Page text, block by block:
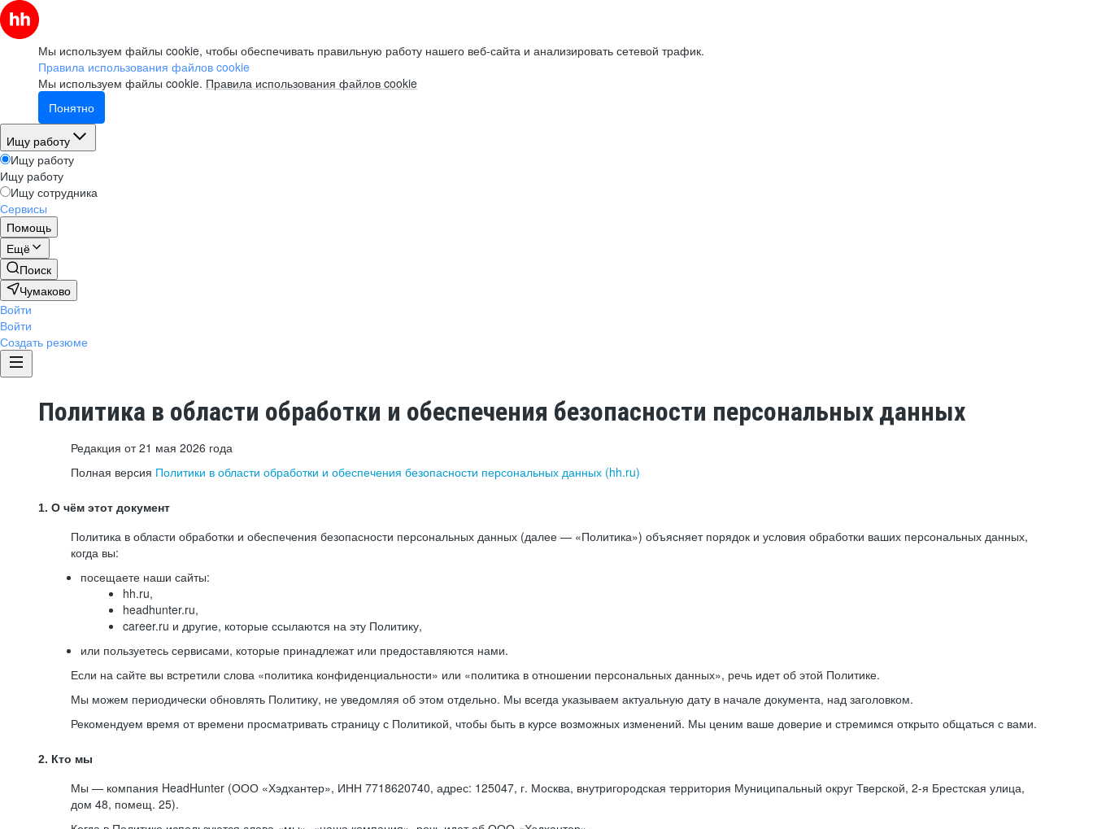
Мы используем файлы cookie, чтобы обеспечивать правильную работу нашего веб-сайта и анализировать сетевой трафик.
Правила использования файлов cookie
Мы используем файлы cookie. Правила использования файлов cookie
Понятно
Ищу работу
Ищу работу
Ищу работу
Ищу сотрудника
Сервисы
Помощь
Ещё
Поиск
Чумаково
Войти
Войти
Создать резюме
Политика в области обработки и обеспечения безопасности персональных данных
Редакция от 21 мая 2026 года
Полная версия Политики в области обработки и обеспечения безопасности персональных данных (hh.ru)
1. О чём этот документ
Политика в области обработки и обеспечения безопасности персональных данных (далее — «Политика») объясняет порядок и условия обработки ваших персональных данных,
когда вы:
посещаете наши сайты:
hh.ru,
headhunter.ru,
career.ru и другие, которые ссылаются на эту Политику,
или пользуетесь сервисами, которые принадлежат или предоставляются нами.
Если на сайте вы встретили слова «политика конфиденциальности» или «политика в отношении персональных данных», речь идет об этой Политике.
Мы можем периодически обновлять Политику, не уведомляя об этом отдельно. Мы всегда указываем актуальную дату в начале документа, над заголовком.
Рекомендуем время от времени просматривать страницу с Политикой, чтобы быть в курсе возможных изменений. Мы ценим ваше доверие и стремимся открыто общаться с вами.
2. Кто мы
Мы — компания HeadHunter (ООО «Хэдхантер», ИНН 7718620740, адрес: 125047, г. Москва, внутригородская территория Муниципальный округ Тверской, 2-я Брестская улица,
дом 48, помещ. 25).